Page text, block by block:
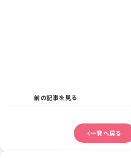
前の記事を見る
一覧へ戻る